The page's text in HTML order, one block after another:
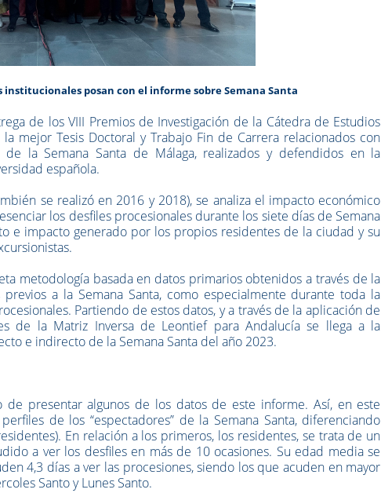
institucionales posan con el informe sobre Semana Santa
de los VIII Premios de Investigación de la Cátedra de Estudios
mejor Tesis Doctoral y Trabajo Fin de Carrera relacionados con
de la Semana Santa de Málaga, realizados y defendidos en la
española.
se realizó en 2016 y 2018), se analiza el impacto económico
los desfiles procesionales durante los siete días de Semana
e impacto generado por los propios residentes de la ciudad y su
metodología basada en datos primarios obtenidos a través de la
a la Semana Santa, como especialmente durante toda la
Partiendo de estos datos, y a través de la aplicación de
de la Matriz Inversa de Leontief para Andalucía se llega a la
e indirecto de la Semana Santa del año 2023.
presentar algunos de los datos de este informe. Así, en este
de los “espectadores” de la Semana Santa, diferenciando
En relación a los primeros, los residentes, se trata de un
a ver los desfiles en más de 10 ocasiones. Su edad media se
4,3 días a ver las procesiones, siendo los que acuden en mayor
Santo y Lunes Santo.